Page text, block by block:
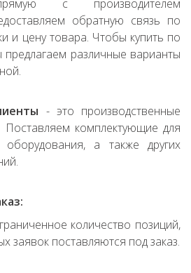
с производителем
обратную связь по
и цену товара. Чтобы купить по
различные варианты
- это производственные
Поставляем комплектующие для
а также других
количество позиций,
заявок поставляются под заказ.